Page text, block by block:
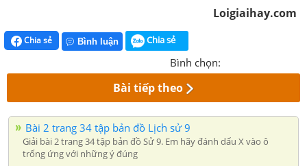
Loigiaihay.com
Chia sẻ Bình luận Chia sẻ
Bình chọn:
Bài tiếp theo
Bài 2 trang 34 tập bản đồ Lịch sử 9
Giải bài 2 trang 34 tập bản đồ Sử 9. Em hãy đánh dấu X vào ô
trống ứng với những ý đúng